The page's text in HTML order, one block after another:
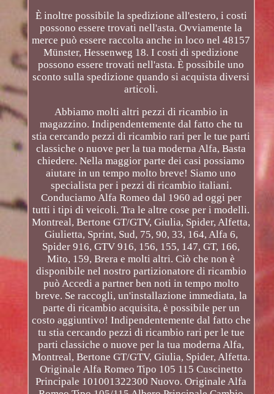
È inoltre possibile la spedizione all'estero, i costi
possono essere trovati nell'asta. Ovviamente la
merce può essere raccolta anche in loco nel 48157
Münster, Hessenweg 18. I costi di spedizione
possono essere trovati nell'asta. È possibile uno
sconto sulla spedizione quando si acquista diversi
articoli.
Abbiamo molti altri pezzi di ricambio in
magazzino. Indipendentemente dal fatto che tu
stia cercando pezzi di ricambio rari per le tue parti
classiche o nuove per la tua moderna Alfa, Basta
chiedere. Nella maggior parte dei casi possiamo
aiutare in un tempo molto breve! Siamo uno
specialista per i pezzi di ricambio italiani.
Conduciamo Alfa Romeo dal 1960 ad oggi per
tutti i tipi di veicoli. Tra le altre cose per i modelli.
Montreal, Bertone GT/GTV, Giulia, Spider, Alfetta,
Giulietta, Sprint, Sud, 75, 90, 33, 164, Alfa 6,
Spider 916, GTV 916, 156, 155, 147, GT, 166,
Mito, 159, Brera e molti altri. Ciò che non è
disponibile nel nostro partizionatore di ricambio
può Accedi a partner ben noti in tempo molto
breve. Se raccogli, un'installazione immediata, la
parte di ricambio acquisita, è possibile per un
costo aggiuntivo! Indipendentemente dal fatto che
tu stia cercando pezzi di ricambio rari per le tue
parti classiche o nuove per la tua moderna Alfa,
Montreal, Bertone GT/GTV, Giulia, Spider, Alfetta.
Originale Alfa Romeo Tipo 105 115 Cuscinetto
Principale 101001322300 Nuovo. Originale Alfa